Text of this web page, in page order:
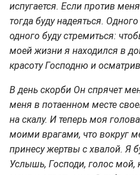
испугается. Если против
тогда буду надеяться.
одного буду стремиться:
моей жизни я находился в
красоту Господню и
В день скорби Он спрячет
меня в потаенном месте
на скалу. И теперь моя
моими врагами, что вокруг
принесу жертвы с хвалой. Я
Услышь, Господи, голос мой,